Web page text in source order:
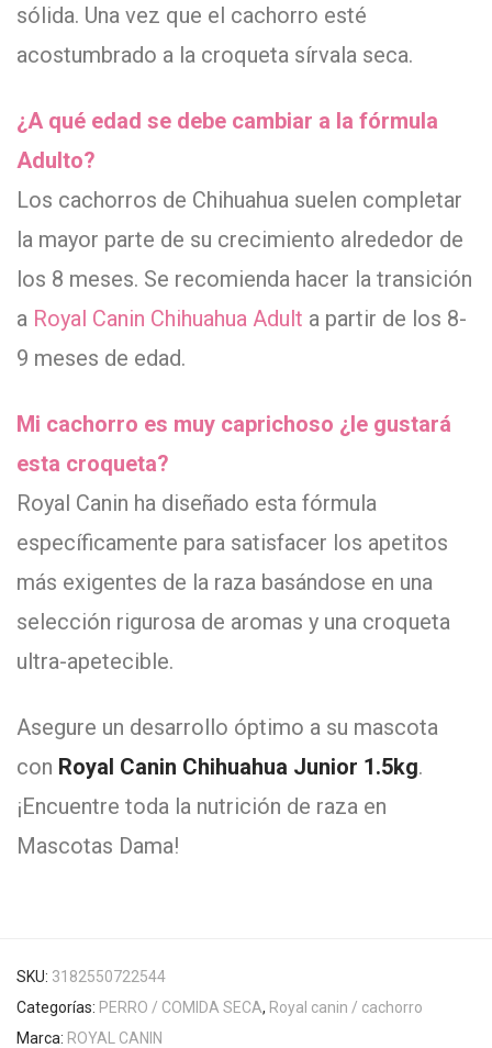
sólida. Una vez que el cachorro esté
acostumbrado a la croqueta sírvala seca.
¿A qué edad se debe cambiar a la fórmula
Adulto?
Los cachorros de Chihuahua suelen completar
la mayor parte de su crecimiento alrededor de
los 8 meses. Se recomienda hacer la transición
a Royal Canin Chihuahua Adult a partir de los 8-
9 meses de edad.
Mi cachorro es muy caprichoso ¿le gustará
esta croqueta?
Royal Canin ha diseñado esta fórmula
específicamente para satisfacer los apetitos
más exigentes de la raza basándose en una
selección rigurosa de aromas y una croqueta
ultra-apetecible.
Asegure un desarrollo óptimo a su mascota
con Royal Canin Chihuahua Junior 1.5kg.
¡Encuentre toda la nutrición de raza en
Mascotas Dama!
SKU: 3182550722544
Categorías: PERRO / COMIDA SECA, Royal canin / cachorro
Marca: ROYAL CANIN